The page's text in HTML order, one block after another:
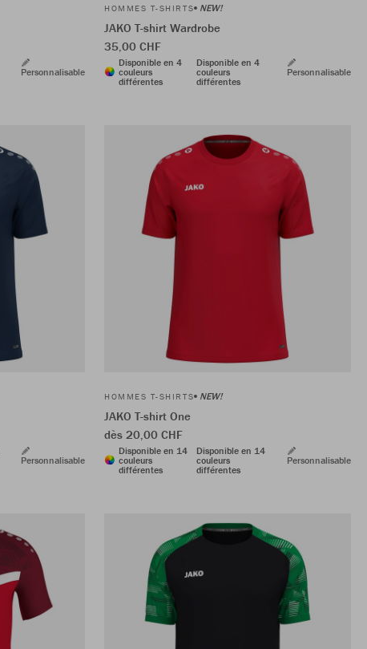
Personnalisable
HOMMES T-SHIRTS NEW!
JAKO T-shirt Wardrobe
35,00 CHF
Disponible en 4
couleurs
différentes
Disponible en 4
couleurs
différentes
Personnalisable
Personnalisable
HOMMES T-SHIRTS NEW!
JAKO T-shirt One
dès 20,00 CHF
Disponible en 14
couleurs
différentes
Disponible en 14
couleurs
différentes
Personnalisable